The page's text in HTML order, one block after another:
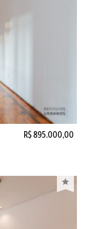
R$ 895.000,00